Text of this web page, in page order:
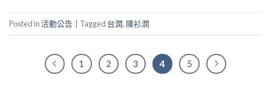
Posted in活動公告 Tagged 台潤, 陳衫潤
1 2 3 4 5